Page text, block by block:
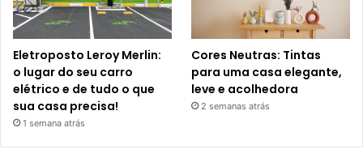
Eletroposto Leroy Merlin:
o lugar do seu carro
elétrico e de tudo o que
sua casa precisa!
1 semana atrás
Cores Neutras: Tintas
para uma casa elegante,
leve e acolhedora
2 semanas atrás